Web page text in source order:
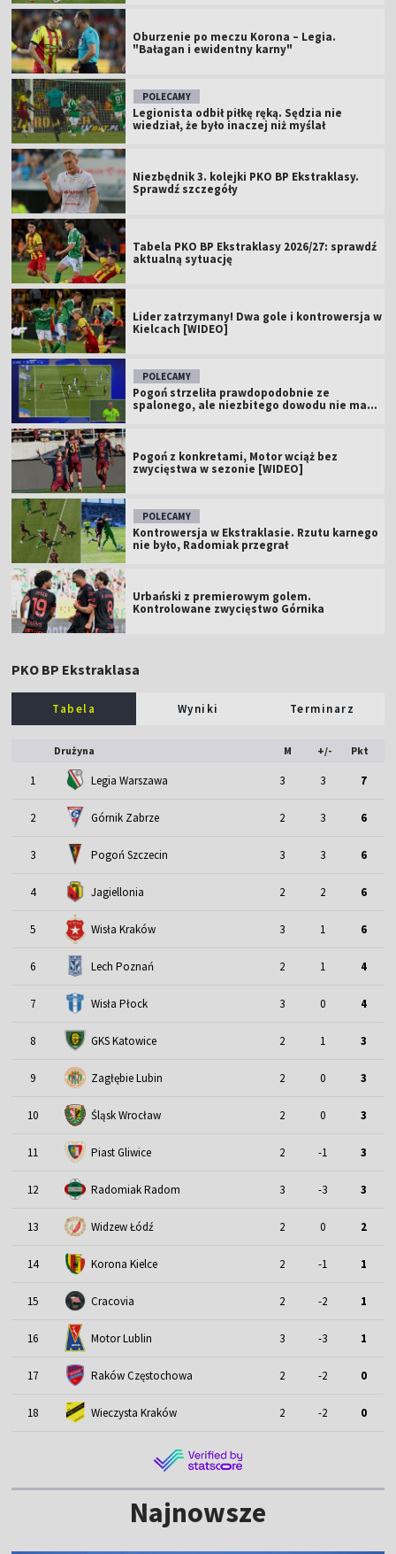
Oburzenie po meczu Korona – Legia.
"Bałagan i ewidentny karny"
POLECAMY
Legionista odbił piłkę ręką. Sędzia nie
wiedział, że było inaczej niż myślał
Niezbędnik 3. kolejki PKO BP Ekstraklasy.
Sprawdź szczegóły
Tabela PKO BP Ekstraklasy 2026/27: sprawdź
aktualną sytuację
Lider zatrzymany! Dwa gole i kontrowersja w
Kielcach [WIDEO]
POLECAMY
Pogoń strzeliła prawdopodobnie ze
spalonego, ale niezbitego dowodu nie ma...
Pogoń z konkretami, Motor wciąż bez
zwycięstwa w sezonie [WIDEO]
POLECAMY
Kontrowersja w Ekstraklasie. Rzutu karnego
nie było, Radomiak przegrał
Urbański z premierowym golem.
Kontrolowane zwycięstwo Górnika
PKO BP Ekstraklasa
Tabela Wyniki Terminarz
Drużyna M +/- Pkt
1 Legia Warszawa 3 3 7
2 Górnik Zabrze 2 3 6
3 Pogoń Szczecin 3 3 6
4 Jagiellonia 2 2 6
5 Wisła Kraków 3 1 6
6 Lech Poznań 2 1 4
7 Wisła Płock 3 0 4
8 GKS Katowice 2 1 3
9 Zagłębie Lubin 2 0 3
10 Śląsk Wrocław 2 0 3
11 Piast Gliwice 2 -1 3
12 Radomiak Radom 3 -3 3
13 Widzew Łódź 2 0 2
14 Korona Kielce 2 -1 1
15 Cracovia 2 -2 1
16 Motor Lublin 3 -3 1
17 Raków Częstochowa 2 -2 0
18 Wieczysta Kraków 2 -2 0
Najnowsze